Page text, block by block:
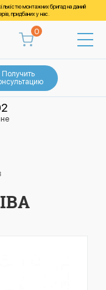
монтажних бригад на даний
придбаних у нас.
0
Получить